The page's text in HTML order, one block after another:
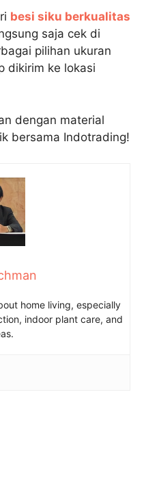
besi siku berkualitas
saja cek di
pilihan ukuran
dikirim ke lokasi
dengan material
bersama Indotrading!
home living, especially
indoor plant care, and